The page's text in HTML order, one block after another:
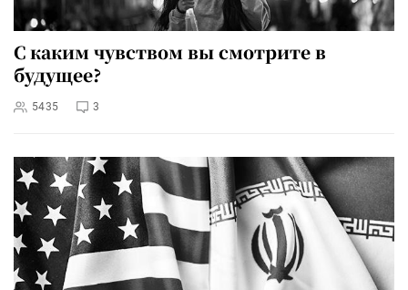
С каким чувством вы смотрите в
будущее?
5435 3